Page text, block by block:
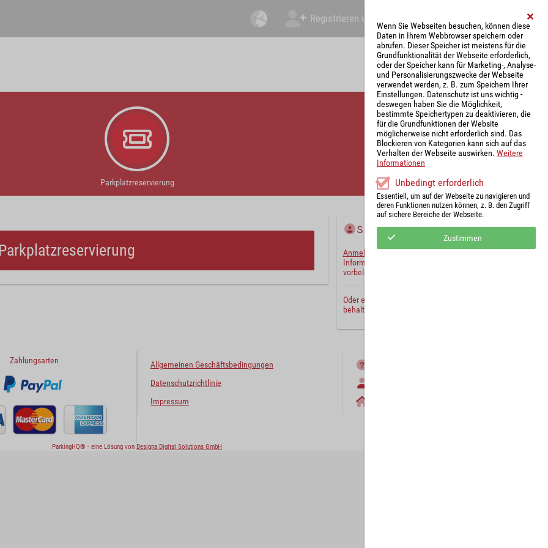
Registrieren und Angebot abgeben Mein Account
Parkplatzreservierung
Sie haben bereits ein Konto?
Anmelden
Informationen mit Ihren Standardwerten
vorbelegen.
Oder erstellen Sie ein
behalten Sie Ihre Einstellungen für später.
Zahlungsarten
Allgemeinen Geschäftsbedingungen
Datenschutzrichtlinie
Impressum
ParkingHQ® - eine Lösung von Designa Digital Solutions GmbH
Wenn Sie Webseiten besuchen, können diese
Daten in Ihrem Webbrowser speichern oder
abrufen. Dieser Speicher ist meistens für die
Grundfunktionalität der Webseite erforderlich,
oder der Speicher kann für Marketing-, Analyse-
und Personalisierungszwecke der Webseite
verwendet werden, z. B. zum Speichern Ihrer
Einstellungen. Datenschutz ist uns wichtig -
deswegen haben Sie die Möglichkeit,
bestimmte Speichertypen zu deaktivieren, die
für die Grundfunktionen der Website
möglicherweise nicht erforderlich sind. Das
Blockieren von Kategorien kann sich auf das
Verhalten der Webseite auswirken. Weitere
Informationen
Unbedingt erforderlich
Essentiell, um auf der Webseite zu navigieren und
deren Funktionen nutzen können, z. B. den Zugriff
auf sichere Bereiche der Webseite.
Zustimmen